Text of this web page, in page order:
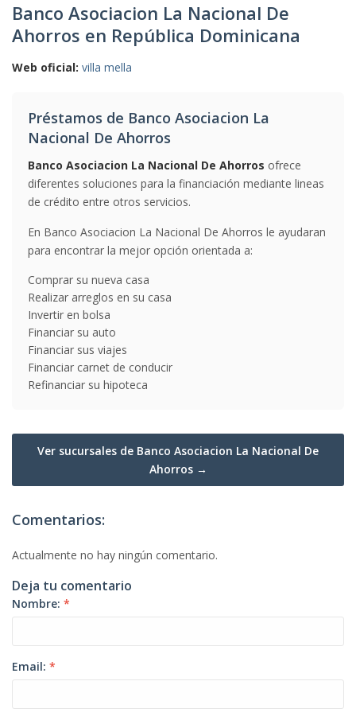
Banco Asociacion La Nacional De
Ahorros en República Dominicana
Web oficial: villa mella
Préstamos de Banco Asociacion La
Nacional De Ahorros
Banco Asociacion La Nacional De Ahorros ofrece
diferentes soluciones para la financiación mediante lineas
de crédito entre otros servicios.
En Banco Asociacion La Nacional De Ahorros le ayudaran
para encontrar la mejor opción orientada a:
Comprar su nueva casa
Realizar arreglos en su casa
Invertir en bolsa
Financiar su auto
Financiar sus viajes
Financiar carnet de conducir
Refinanciar su hipoteca
Ver sucursales de Banco Asociacion La Nacional De
Ahorros →
Comentarios:
Actualmente no hay ningún comentario.
Deja tu comentario
Nombre: *
Email: *